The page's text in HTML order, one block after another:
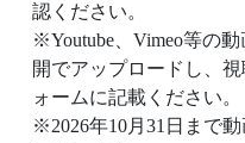
認ください。
※Youtube、Vimeo等の
開でアップロードし、
ォームに記載ください。
※2026年10月31日まで